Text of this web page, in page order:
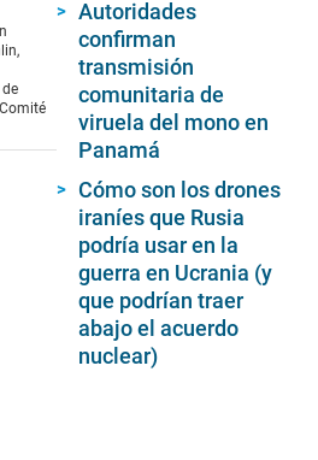
Autoridades
confirman
transmisión
comunitaria de
viruela del mono en
Panamá
Cómo son los drones
iraníes que Rusia
podría usar en la
guerra en Ucrania (y
que podrían traer
abajo el acuerdo
nuclear)